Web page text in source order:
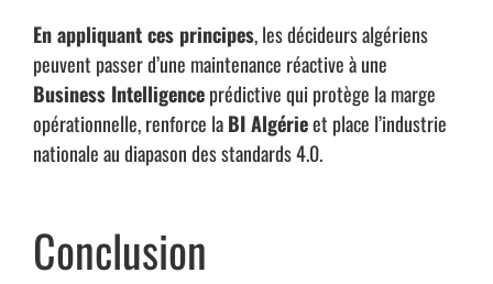
En appliquant ces principes, les décideurs algériens
peuvent passer d’une maintenance réactive à une
Business Intelligenceprédictive qui protège la marge
opérationnelle, renforce laBI Algérieet place l’industrie
nationale au diapason des standards 4.0.
Conclusion